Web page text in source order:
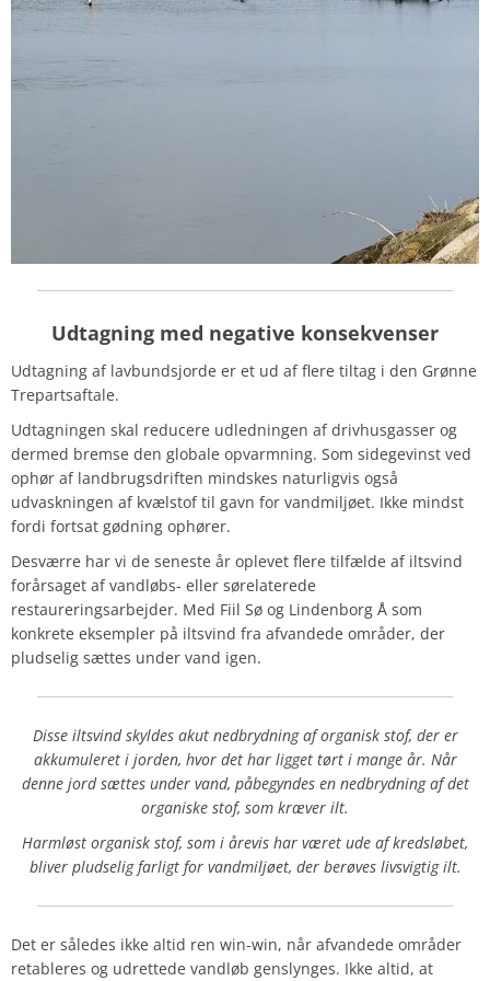
Udtagning med negative konsekvenser
Udtagning af lavbundsjorde er et ud af flere tiltag i den Grønne
Trepartsaftale.
Udtagningen skal reducere udledningen af drivhusgasser og
dermed bremse den globale opvarmning. Som sidegevinst ved
ophør af landbrugsdriften mindskes naturligvis også
udvaskningen af kvælstof til gavn for vandmiljøet. Ikke mindst
fordi fortsat gødning ophører.
Desværre har vi de seneste år oplevet flere tilfælde af iltsvind
forårsaget af vandløbs- eller sørelaterede
restaureringsarbejder. Med Fiil Sø og Lindenborg Å som
konkrete eksempler på iltsvind fra afvandede områder, der
pludselig sættes under vand igen.
Disse iltsvind skyldes akut nedbrydning af organisk stof, der er
akkumuleret i jorden, hvor det har ligget tørt i mange år. Når
denne jord sættes under vand, påbegyndes en nedbrydning af det
organiske stof, som kræver ilt.
Harmløst organisk stof, som i årevis har været ude af kredsløbet,
bliver pludselig farligt for vandmiljøet, der berøves livsvigtig ilt.
Det er således ikke altid ren win-win, når afvandede områder
retableres og udrettede vandløb genslynges. Ikke altid, at